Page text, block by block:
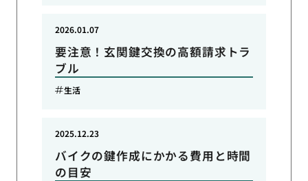
要注意！玄関鍵交換の高額請求トラ
ブル
2026.01.07
生活
バイクの鍵作成にかかる費用と時間
の目安
2025.12.23